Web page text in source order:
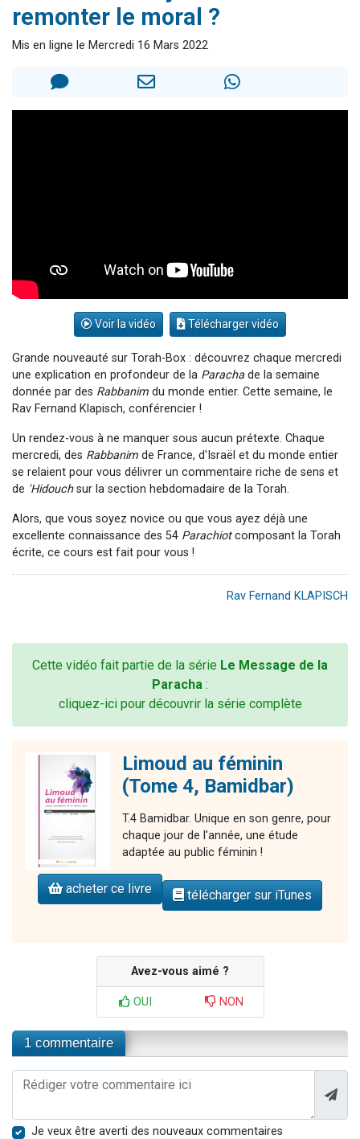
2 nouvelles musiques dans Torah-Box Music
4 personnes viennent de faire un don pour Reloger Rivka, 6 enfants, victime de violences...
remonter le moral ?
Mis en ligne le Mercredi 16 Mars 2022
Voir la vidéo Télécharger vidéo
Grande nouveauté sur Torah-Box : découvrez chaque mercredi
une explication en profondeur de la Parachade la semaine
donnée par des Rabbanim du monde entier. Cette semaine, le
Rav Fernand Klapisch, conférencier !
Un rendez-vous à ne manquer sous aucun prétexte. Chaque
mercredi, des Rabbanim de France, d'Israël et du monde entier
se relaient pour vous délivrer un commentaire riche de sens et
de 'Hidouchsur la section hebdomadaire de la Torah.
Alors, que vous soyez novice ou que vous ayez déjà une
excellente connaissance des 54 Parachiotcomposant la Torah
écrite, ce cours est fait pour vous !
Rav Fernand KLAPISCH
Cette vidéo fait partie de la série Le Message de la
Paracha :
cliquez-ici pour découvrir la série complète
Limoud au féminin
(Tome 4, Bamidbar)
T.4 Bamidbar. Unique en son genre, pour
chaque jour de l'année, une étude
adaptée au public féminin !
acheter ce livre télécharger sur iTunes
Avez-vous aimé ?
OUI NON
1 commentaire
Je veux être averti des nouveaux commentaires